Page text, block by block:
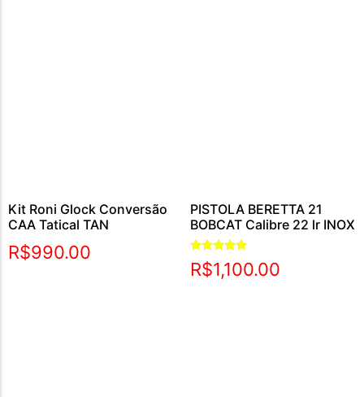
Kit Roni Glock Conversão
CAA Tatical TAN
R$990.00
PISTOLA BERETTA 21
BOBCAT Calibre 22 lr INOX
Avaliação
5.00
R$1,100.00